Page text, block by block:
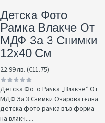
Детска Фото
Рамка Влакче От
МДФ За 3 Снимки
12x40 См
22.99 лв. (€11.75)
Детска Фото Рамка „Влакче“ От
МДФ За 3 Снимки Очарователна
детска фото рамка във форма
на влакч.....